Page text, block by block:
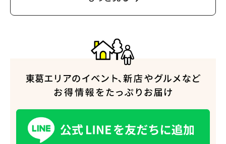
人気のキーワード
#ラーメン#ショッピング